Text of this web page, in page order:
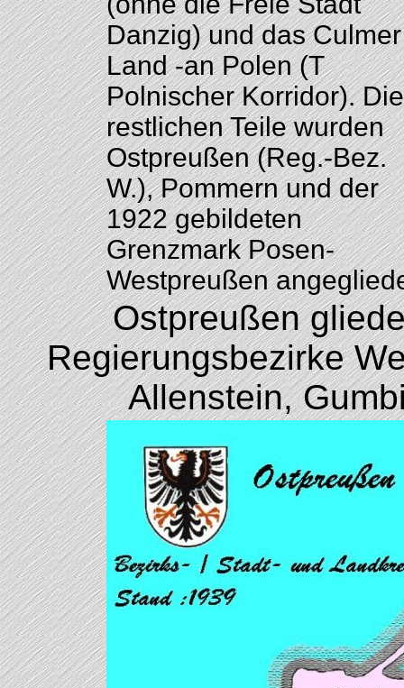
Danzig) und das Culmer
Land -an Polen (T
Polnischer Korridor). Die
restlichen Teile wurden
Ostpreußen (Reg.-Bez.
W.), Pommern und der
1922 gebildeten
Grenzmark Posen-
Westpreußen
Ostpreußen
Regierungsbezirke
Allenstein,